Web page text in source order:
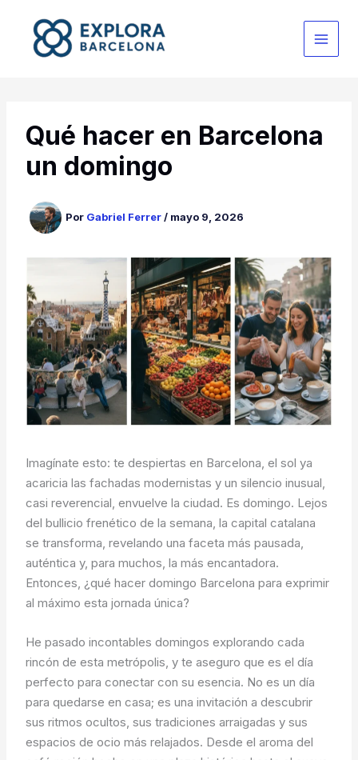
contenido
Qué hacer en Barcelona
un domingo
Por Gabriel Ferrer/ mayo 9, 2026
Imagínate esto: te despiertas en Barcelona, el sol ya
acaricia las fachadas modernistas y un silencio inusual,
casi reverencial, envuelve la ciudad. Es domingo. Lejos
del bullicio frenético de la semana, la capital catalana
se transforma, revelando una faceta más pausada,
auténtica y, para muchos, la más encantadora.
Entonces, ¿qué hacer domingo Barcelona para exprimir
al máximo esta jornada única?
He pasado incontables domingos explorando cada
rincón de esta metrópolis, y te aseguro que es el día
perfecto para conectar con su esencia. No es un día
para quedarse en casa; es una invitación a descubrir
sus ritmos ocultos, sus tradiciones arraigadas y sus
espacios de ocio más relajados. Desde el aroma del